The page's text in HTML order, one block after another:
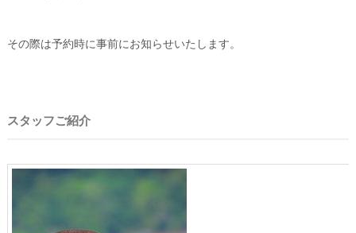
その際は予約時に事前にお知らせいたします。
スタッフご紹介